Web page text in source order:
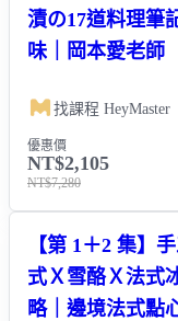
漬の17道料理筆
味｜岡本愛老師
找課程 HeyMaster
優惠價
NT$2,105
NT$7,280
【第 1＋2 集】
式Ｘ雪酪Ｘ法式
略｜邊境法式點